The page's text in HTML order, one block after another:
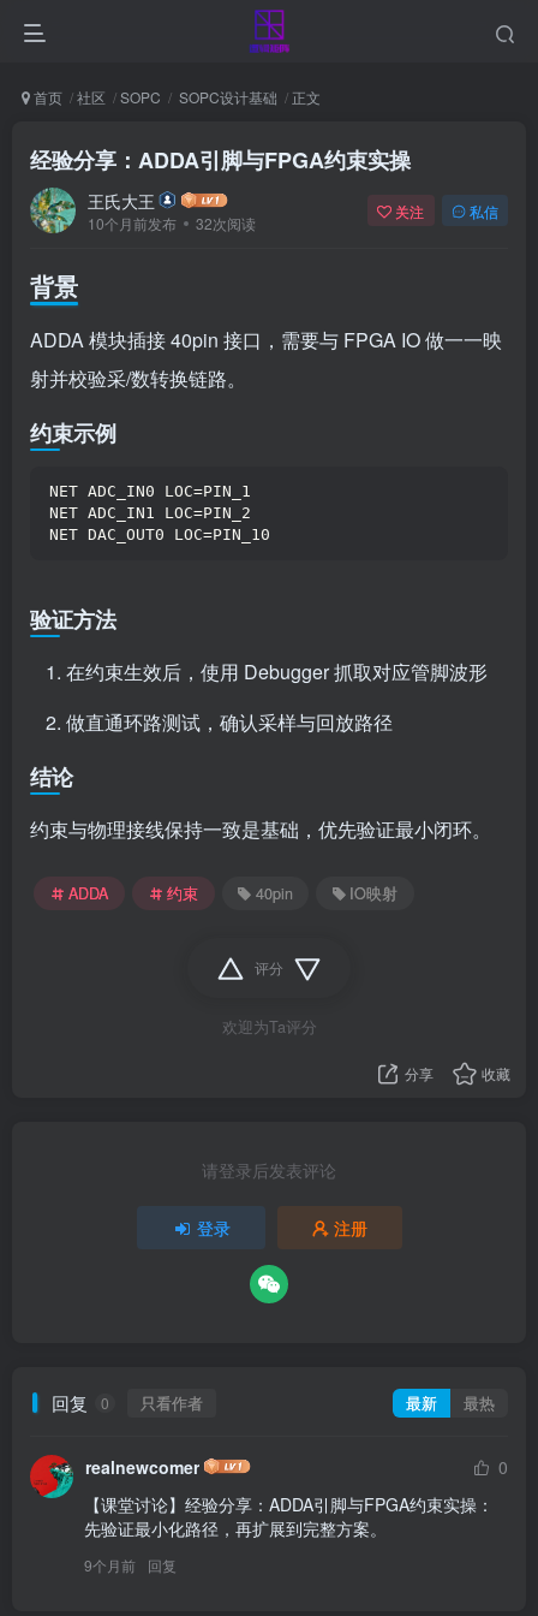
首页 社区 SOPC SOPC设计基础 正文
经验分享：ADDA引脚与FPGA约束实操
王氏大王
10个月前发布 32次阅读
关注 私信
背景
ADDA 模块插接 40pin 接口，需要与 FPGA IO 做一一映
射并校验采/数转换链路。
约束示例
NET ADC_IN0 LOC=PIN_1
NET ADC_IN1 LOC=PIN_2
NET DAC_OUT0 LOC=PIN_10
验证方法
在约束生效后，使用 Debugger 抓取对应管脚波形
做直通环路测试，确认采样与回放路径
结论
约束与物理接线保持一致是基础，优先验证最小闭环。
ADDA 约束 40pin IO映射
评分
欢迎为Ta评分
分享 收藏
请登录后发表评论
登录 注册
回复 0 只看作者 最新 最热
realnewcomer
0
【课堂讨论】经验分享：ADDA引脚与FPGA约束实操：
先验证最小化路径，再扩展到完整方案。
9个月前 回复